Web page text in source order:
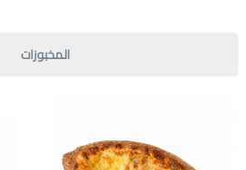
المخبوزات